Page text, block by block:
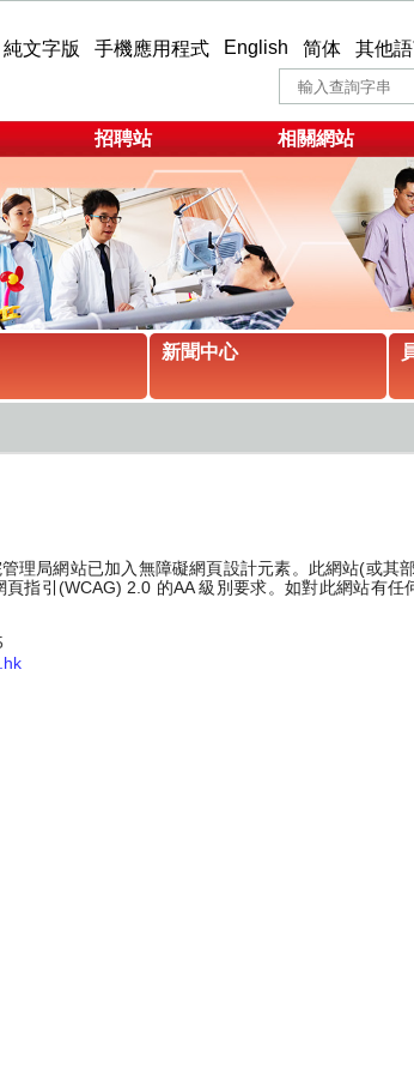
純文字版 手機應用程式 English 简体 其他
招聘站 相關網站
新聞中心